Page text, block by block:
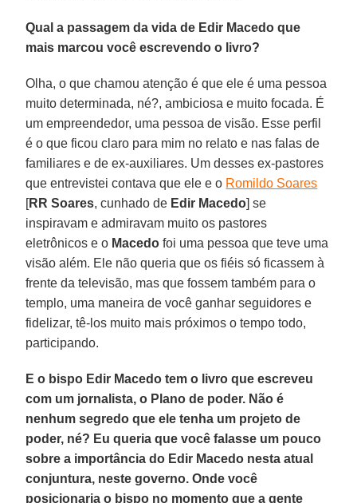
Qual a passagem da vida de Edir Macedo que
mais marcou você escrevendo o livro?
Olha, o que chamou atenção é que ele é uma pessoa
muito determinada, né?, ambiciosa e muito focada. É
um empreendedor, uma pessoa de visão. Esse perfil
é o que ficou claro para mim no relato e nas falas de
familiares e de ex-auxiliares. Um desses ex-pastores
que entrevistei contava que ele e o Romildo Soares
[RR Soares, cunhado de Edir Macedo] se
inspiravam e admiravam muito os pastores
eletrônicos e o Macedo foi uma pessoa que teve uma
visão além. Ele não queria que os fiéis só ficassem à
frente da televisão, mas que fossem também para o
templo, uma maneira de você ganhar seguidores e
fidelizar, tê-los muito mais próximos o tempo todo,
participando.
E o bispo Edir Macedo tem o livro que escreveu
com um jornalista, o Plano de poder. Não é
nenhum segredo que ele tenha um projeto de
poder, né? Eu queria que você falasse um pouco
sobre a importância do Edir Macedo nesta atual
conjuntura, neste governo. Onde você
posicionaria o bispo no momento que a gente